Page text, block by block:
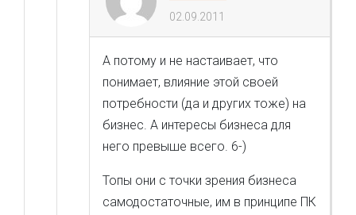
02.09.2011
А потому и не настаивает, что
понимает, влияние этой своей
потребности (да и других тоже) на
бизнес. А интересы бизнеса для
него превыше всего. 6-)
Топы они с точки зрения бизнеса
самодостаточные, им в принципе ПК